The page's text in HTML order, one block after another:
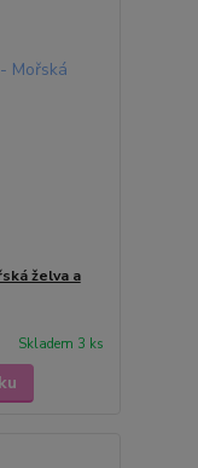
želva a
Skladem 3 ks